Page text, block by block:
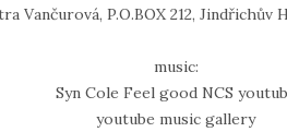
Vančurová, P.O.BOX 212, Jindřichův
music:
Syn Cole Feel good NCS
youtube music gallery